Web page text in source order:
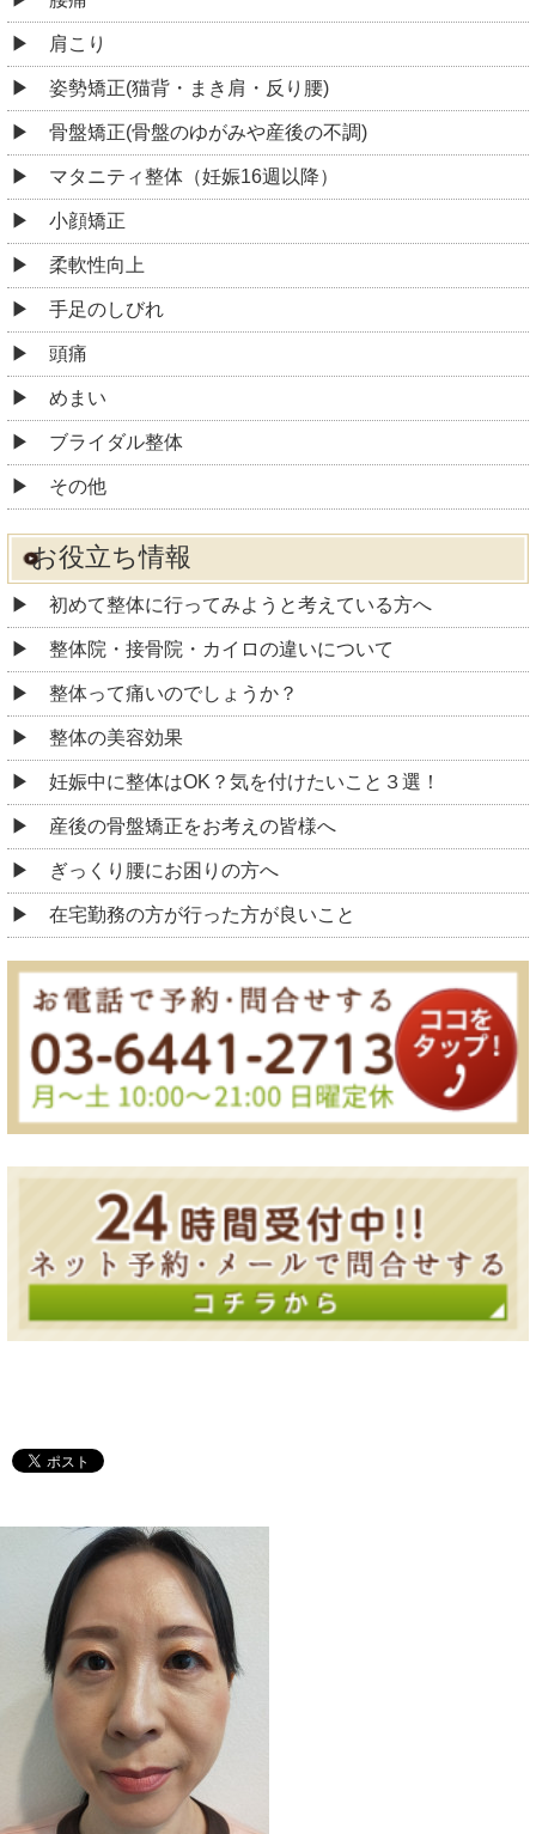
肩こり
姿勢矯正(猫背・まき肩・反り腰)
骨盤矯正(骨盤のゆがみや産後の不調)
マタニティ整体（妊娠16週以降）
小顔矯正
柔軟性向上
手足のしびれ
頭痛
めまい
ブライダル整体
その他
お役立ち情報
初めて整体に行ってみようと考えている方へ
整体院・接骨院・カイロの違いについて
整体って痛いのでしょうか？
整体の美容効果
妊娠中に整体はOK？気を付けたいこと３選！
産後の骨盤矯正をお考えの皆様へ
ぎっくり腰にお困りの方へ
在宅勤務の方が行った方が良いこと